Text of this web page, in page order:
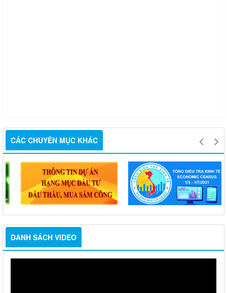
CÁC CHUYÊN MỤC KHÁC
DANH SÁCH VIDEO